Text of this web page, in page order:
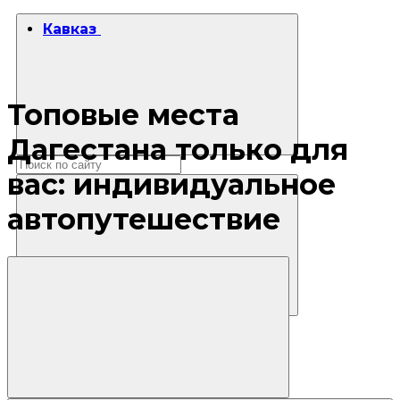
Кавказ
Топовые места
Дагестана только для
вас: индивидуальное
автопутешествие